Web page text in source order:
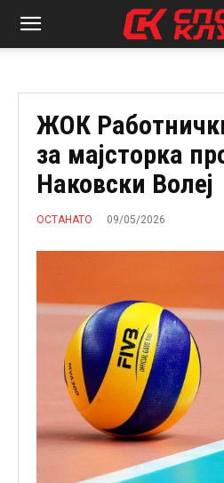
ЖОК
за мајсторка
Наковски Волеј
ОСТАНАТО 09/05/2026